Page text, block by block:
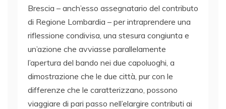
Brescia – anch’esso assegnatario del contributo
di Regione Lombardia – per intraprendere una
riflessione condivisa, una stesura congiunta e
un’azione che avviasse parallelamente
l’apertura del bando nei due capoluoghi, a
dimostrazione che le due città, pur con le
differenze che le caratterizzano, possono
viaggiare di pari passo nell’elargire contributi ai